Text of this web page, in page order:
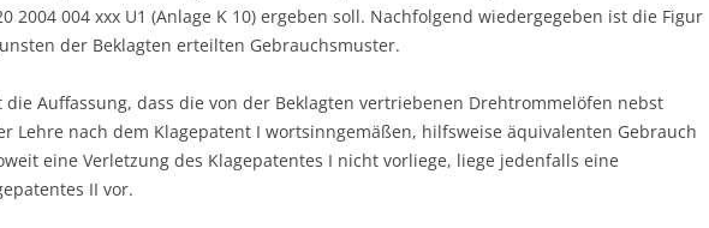
2004 004 xxx U1 (Anlage K 10) ergeben soll. Nachfolgend wiedergegeben ist die Figur
der Beklagten erteilten Gebrauchsmuster.
Auffassung, dass die von der Beklagten vertriebenen Drehtrommelöfen nebst
Lehre nach dem Klagepatent I wortsinngemäßen, hilfsweise äquivalenten Gebrauch
eine Verletzung des Klagepatentes I nicht vorliege, liege jedenfalls eine
II vor.